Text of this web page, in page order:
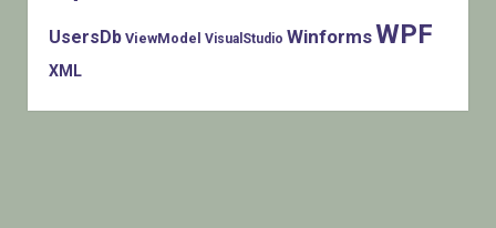
UsersDb ViewModel VisualStudio WinformsWPF
XML